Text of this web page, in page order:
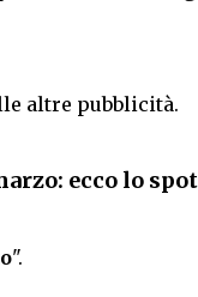
altre pubblicità.
ecco lo spot
".